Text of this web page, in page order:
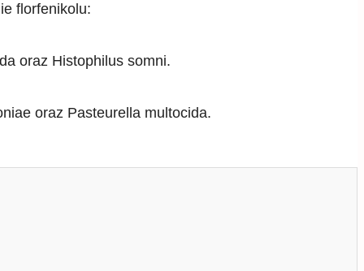
florfenikolu:
oraz Histophilus somni.
oraz Pasteurella multocida.